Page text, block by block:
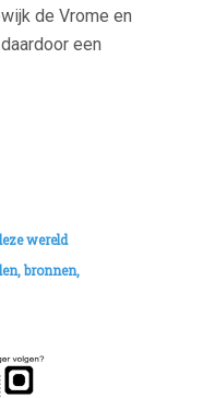
de Vrome en
een
wereld
bronnen,